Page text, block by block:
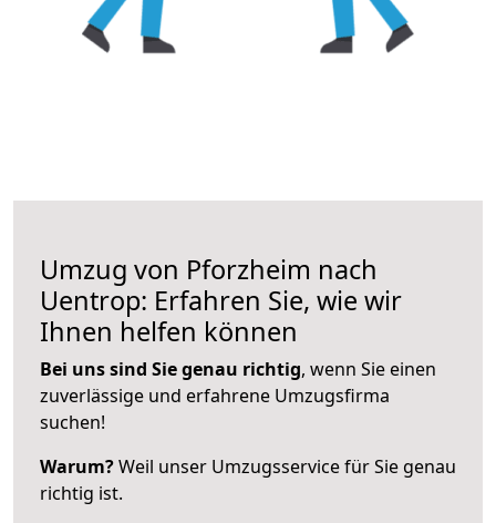
Umzug von Pforzheim nach
Uentrop: Erfahren Sie, wie wir
Ihnen helfen können
Bei uns sind Sie genau richtig, wenn Sie einen
zuverlässige und erfahrene Umzugsfirma
suchen!
Warum?Weil unser Umzugsservice für Sie genau
richtig ist.